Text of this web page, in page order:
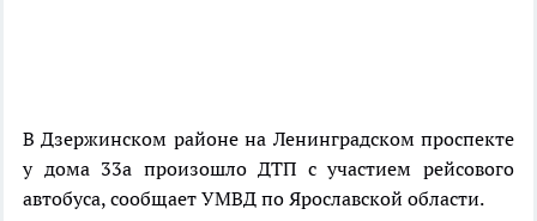
В Дзержинском районе на Ленинградском проспекте
у дома 33а произошло ДТП с участием рейсового
автобуса, сообщает УМВД по Ярославской области.